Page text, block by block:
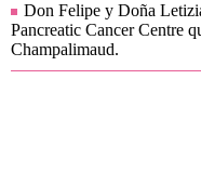
Don Felipe y Doña
Pancreatic Cancer Centre
Champalimaud.